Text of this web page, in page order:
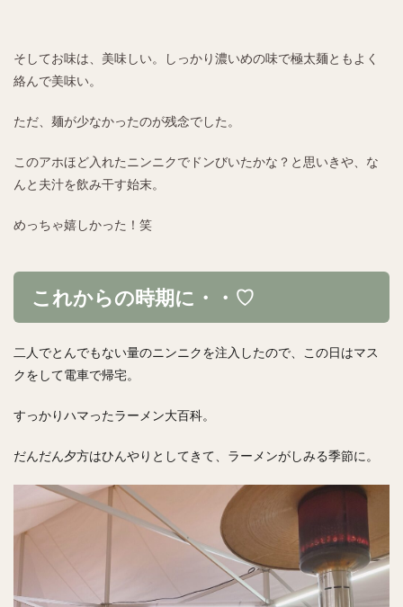
そしてお味は、美味しい。しっかり濃いめの味で極太麺ともよく
絡んで美味い。
ただ、麺が少なかったのが残念でした。
このアホほど入れたニンニクでドンびいたかな？と思いきや、な
んと夫汁を飲み干す始末。
めっちゃ嬉しかった！笑
これからの時期に・・♡
二人でとんでもない量のニンニクを注入したので、この日はマス
クをして電車で帰宅。
すっかりハマったラーメン大百科。
だんだん夕方はひんやりとしてきて、ラーメンがしみる季節に。